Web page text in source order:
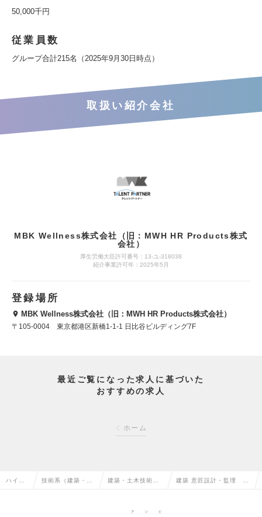
50,000千円
従業員数
グループ合計215名（2025年9月30日時点）
取扱い紹介会社
MBK Wellness株式会社（旧：MWH HR Products株式
会社）
厚生労働大臣許可番号：13-ユ-318038
紹介事業許可年：2025年5月
登録場所
MBK Wellness株式会社（旧：MWH HR Products株式会社）
〒105-0004 東京都港区新橋1-1-1 日比谷ビルディング7F
最近ご覧になった求人に基づいた
おすすめの求人
ホーム
ハイク 技術系（建築・設 建築・土木技術開 建築 意匠設計・監理 東